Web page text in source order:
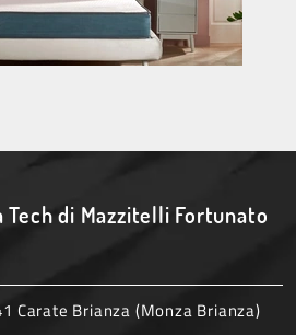
Tech di Mazzitelli Fortunato
Carate Brianza (Monza Brianza)